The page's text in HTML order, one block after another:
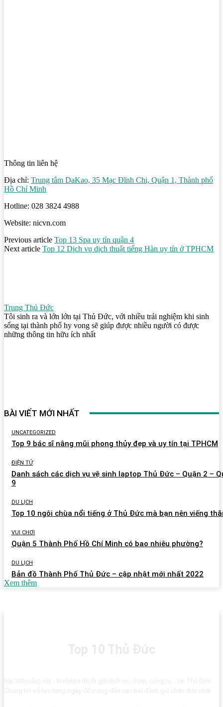
Thông tin liên hệ
Địa chỉ: Trung tâm DaKao, 35 Mạc Đĩnh Chi, Quận 1, Thành phố
Hồ Chí Minh
Hotline: 028 3824 4988
Website: nicvn.com
Previous article Top 13 Spa uy tín quận 4
Next article Top 12 Dịch vụ dịch thuật tiếng Hàn uy tín ở TPHCM
Trung Thủ Đức
Tôi sinh ra và lớn lớn tại Thủ Đức, với nhiều trải nghiệm khi sinh
sống tại thành phố hy vong sẽ giúp được nhiều người có được
những thông tin hữu ích nhất
BÀI VIẾT MỚI NHẤT
UNCATEGORIZED
Top 9 bác sĩ nâng mũi phong thủy đẹp và uy tín tại TPHCM
ĐIỆN TỬ
Danh sách các dịch vụ vệ sinh laptop Thủ Đức – Quận 2 –
9
DU LỊCH
Top 10 ngôi chùa nổi tiếng ở Thủ Đức mà bạn nên viếng
VUI CHƠI
Quận 5 Thành Phố Hồ Chí Minh có bao nhiêu phường?
DU LỊCH
Bản đồ Thành Phố Thủ Đức – cập nhật mới nhất 2022
Xem thêm